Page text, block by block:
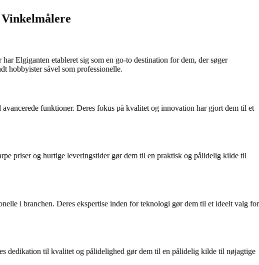
Elgiganten etableret sig som en go-to destination for dem, der søger
hobbyister såvel som professionelle.
funktioner. Deres fokus på kvalitet og innovation har gjort dem til et
priser og hurtige leveringstider gør dem til en praktisk og pålidelig kilde til
i branchen. Deres ekspertise inden for teknologi gør dem til et ideelt valg for
dedikation til kvalitet og pålidelighed gør dem til en pålidelig kilde til nøjagtige